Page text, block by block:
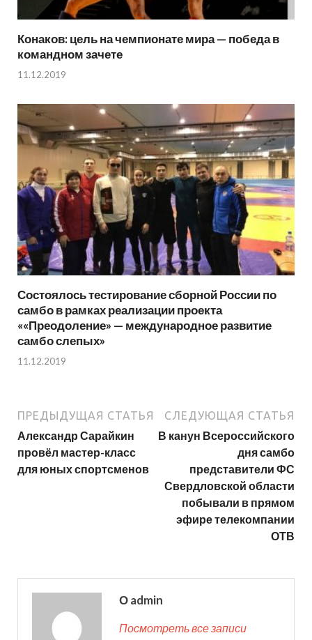
Конаков: цель на чемпионате мира — победа в
командном зачете
11.12.2019
Состоялось тестирование сборной России по
самбо в рамках реализации проекта
««Преодоление» — международное развитие
самбо слепых»
11.12.2019
ПРЕДЫДУЩАЯ СТАТЬЯ
Александр Сарайкин
провёл мастер-класс
для юных спортсменов
СЛЕДУЮЩАЯ СТАТЬЯ
В канун Всероссийского
дня самбо
представители ФС
Свердловской области
побывали в прямом
эфире телекомпании
ОТВ
О admin
Посмотреть все записи